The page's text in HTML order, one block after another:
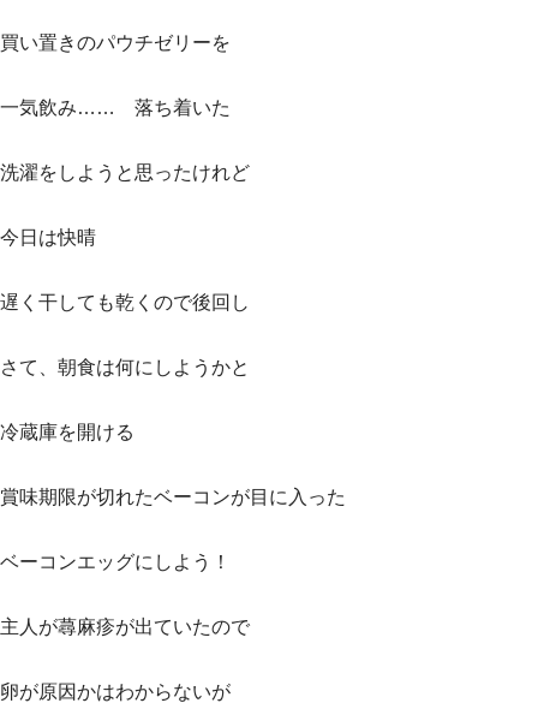
買い置きのパウチゼリーを
一気飲み…… 落ち着いた
洗濯をしようと思ったけれど
今日は快晴
遅く干しても乾くので後回し
さて、朝食は何にしようかと
冷蔵庫を開ける
賞味期限が切れたベーコンが目に入った
ベーコンエッグにしよう！
主人が蕁麻疹が出ていたので
卵が原因かはわからないが